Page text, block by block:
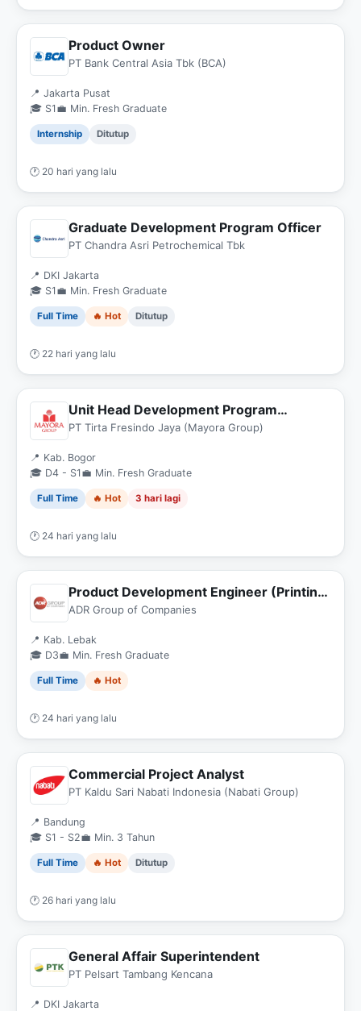
Product Owner
PT Bank Central Asia Tbk (BCA)
📍 Jakarta Pusat
🎓 S1 💼 Min. Fresh Graduate
Internship Ditutup
🕐 20 hari yang lalu
Graduate Development Program Officer
PT Chandra Asri Petrochemical Tbk
📍 DKI Jakarta
🎓 S1 💼 Min. Fresh Graduate
Full Time 🔥 Hot Ditutup
🕐 22 hari yang lalu
Unit Head Development Program
Warehouse
PT Tirta Fresindo Jaya (Mayora Group)
📍 Kab. Bogor
🎓 D4 - S1 💼 Min. Fresh Graduate
Full Time 🔥 Hot 3 hari lagi
🕐 24 hari yang lalu
Product Development Engineer (Printing
& Packaging)
ADR Group of Companies
📍 Kab. Lebak
🎓 D3💼 Min. Fresh Graduate
Full Time 🔥 Hot
🕐 24 hari yang lalu
Commercial Project Analyst
PT Kaldu Sari Nabati Indonesia (Nabati Group)
📍 Bandung
🎓 S1 - S2💼 Min. 3 Tahun
Full Time 🔥 Hot Ditutup
🕐 26 hari yang lalu
General Affair Superintendent
PT Pelsart Tambang Kencana
📍 DKI Jakarta